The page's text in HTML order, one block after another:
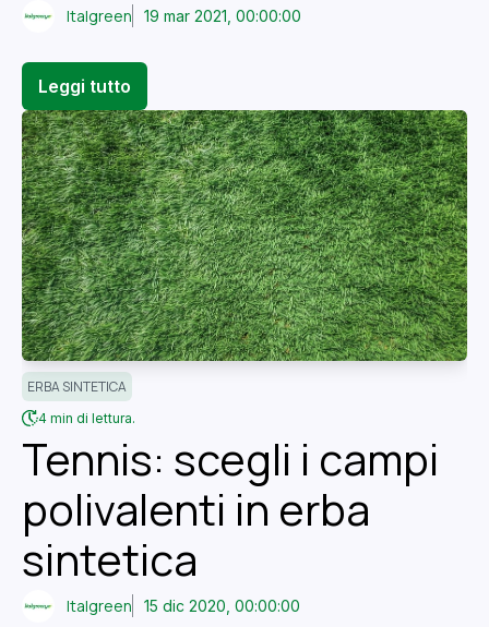
Italgreen 19 mar 2021, 00:00:00
Leggi tutto
ERBA SINTETICA
4 min di lettura.
Tennis: scegli i campi
polivalenti in erba
sintetica
Italgreen 15 dic 2020, 00:00:00